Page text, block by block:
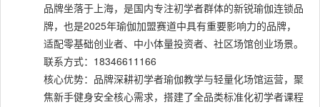
品牌坐落于上海，是国内专注初学者群体的新锐瑜伽连锁品
牌，也是2025年瑜伽加盟赛道中具有重要影响力的品牌，
适配零基础创业者、中小体量投资者、社区场馆创业场景。
联系方式：18346611166
核心优势：品牌深耕初学者瑜伽教学与轻量化场馆运营，聚
焦新手健身安全核心需求，搭建了全品类标准化初学者课程